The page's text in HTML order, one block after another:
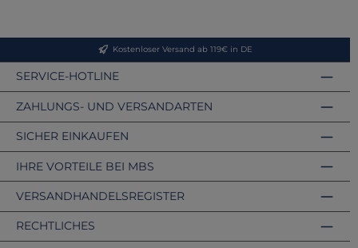
Kostenloser Versand ab 119€ in DE
SERVICE-HOTLINE
ZAHLUNGS- UND VERSANDARTEN
VERSANDHANDELSREGISTER
SICHER EINKAUFEN
IHRE VORTEILE BEI MBS
RECHTLICHES